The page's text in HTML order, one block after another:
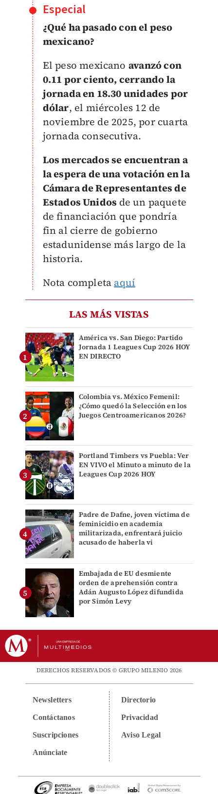
Especial
¿Qué ha pasado con el peso
mexicano?
El peso mexicano avanzó con
0.11 por ciento, cerrando la
jornada en 18.30 unidades por
dólar, el miércoles 12 de
noviembre de 2025, por cuarta
jornada consecutiva.
Los mercados se encuentran a
la espera de una votación en la
Cámara de Representantes de
Estados Unidos de un paquete
de financiación que pondría
fin al cierre de gobierno
estadunidense más largo de la
historia.
Nota completa aquí
LAS MÁS VISTAS
América vs. San Diego: Partido
Jornada 1 Leagues Cup 2026 HOY
EN DIRECTO
Colombia vs. México Femenil:
¿Cómo quedó la Selección en los
Juegos Centroamericanos 2026?
Portland Timbers vs Puebla: Ver
EN VIVO el Minuto a minuto de la
Leagues Cup 2026 HOY
Padre de Dafne, joven víctima de
feminicidio en academia
militarizada, enfrentará juicio
acusado de haberla vi
Embajada de EU desmiente
orden de aprehensión contra
Adán Augusto López difundida
por Simón Levy
DERECHOS RESERVADOS © GRUPO MILENIO 2026
Newsletters
Contáctanos
Suscripciones
Anúnciate
Directorio
Privacidad
Aviso Legal